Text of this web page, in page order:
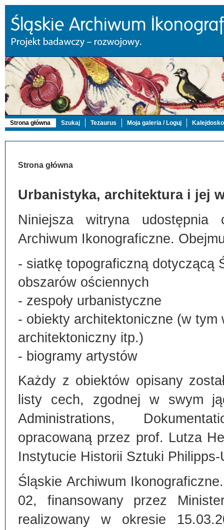
Strona główna Szukaj Tezaurus Moja galeria / Loguj
Strona główna
Urbanistyka, architektura i jej
Niniejsza witryna
Archiwum Ikonograficzne.
- siatkę topograficzną dotyczącą
obszarów ościennych
- zespoły urbanistyczne
- obiekty architektoniczne (w
architektoniczny itp.)
- biogramy artystów
Każdy z obiektów opisany
listy cech, zgodnej w swym
Administrations,
opracowaną przez prof. Lutza
Instytucie Historii Sztuki
Śląskie Archiwum
02, finansowany przez
realizowany w okresie